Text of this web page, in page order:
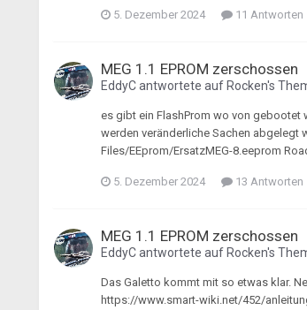
5. Dezember 2024 11 Antworten
MEG 1.1 EPROM zerschossen
EddyCantwortete auf Rocken's
es gibt ein FlashProm wo von gebootet
werden veränderliche Sachen abgelegt
Files/EEprom/ErsatzMEG-8.eeprom
5. Dezember 2024 13 Antworten
MEG 1.1 EPROM zerschossen
EddyCantwortete auf Rocken's
Das Galetto kommt mit so etwas klar.
https://www.smart-wiki.net/452/